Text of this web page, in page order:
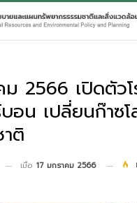
ม 2566 เปิดตัว
อน เปลี่ยนก๊าซ
ติ
เมื่อ 17 มกราคม 2566